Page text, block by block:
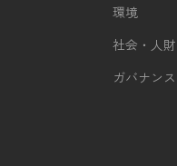
環境
社会・人財
ガバナンス